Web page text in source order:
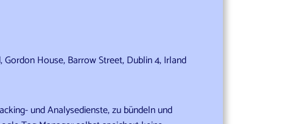
House, Barrow Street, Dublin 4, Irland
und Analysedienste, zu bündeln und